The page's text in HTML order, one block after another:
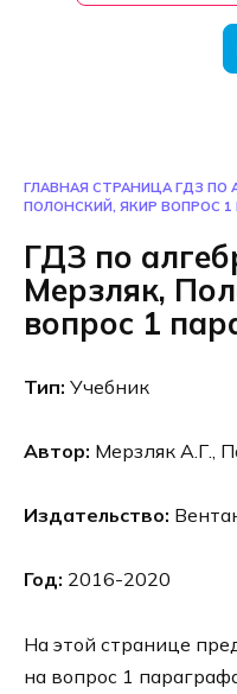
ГЛАВНАЯ СТРАНИЦА ГДЗ ПО
ПОЛОНСКИЙ, ЯКИР ВОПРОС 1
ГДЗ по
Мерзляк,
вопрос 1
Тип: Учебник
Автор: Мерзляк А.Г.,
Издательство:
Год: 2016-2020
На этой странице
на вопрос 1